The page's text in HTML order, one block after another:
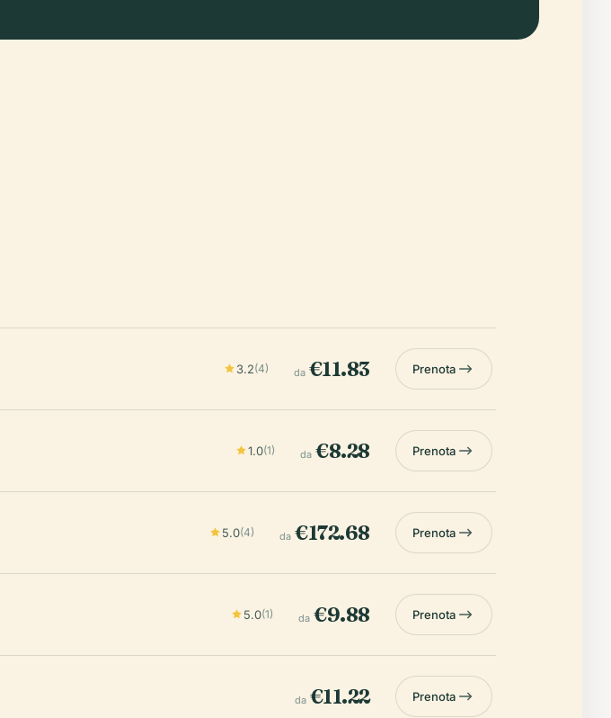
3.2(4) da €11.83 Prenota
1.0(1) da €8.28 Prenota
5.0(4) da €172.68 Prenota
5.0(1) da €9.88 Prenota
da €11.22 Prenota